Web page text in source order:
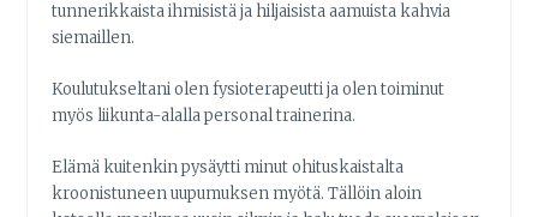
tunnerikkaista ihmisistä ja hiljaisista aamuista kahvia
siemaillen.
Koulutukseltani olen fysioterapeutti ja olen toiminut
myös liikunta-alalla personal trainerina.
Elämä kuitenkin pysäytti minut ohituskaistalta
kroonistuneen uupumuksen myötä. Tällöin aloin